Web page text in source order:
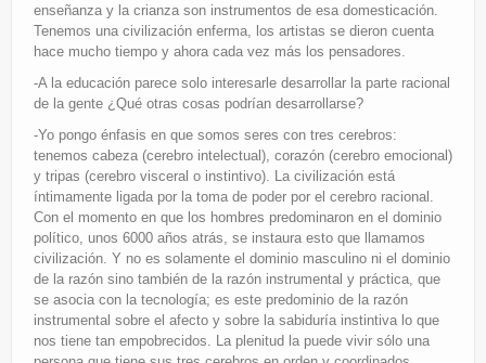
enseñanza y la crianza son instrumentos de esa domesticación.
Tenemos una civilización enferma, los artistas se dieron cuenta
hace mucho tiempo y ahora cada vez más los pensadores.
-A la educación parece solo interesarle desarrollar la parte racional
de la gente ¿Qué otras cosas podrían desarrollarse?
-Yo pongo énfasis en que somos seres con tres cerebros:
tenemos cabeza (cerebro intelectual), corazón (cerebro emocional)
y tripas (cerebro visceral o instintivo). La civilización está
íntimamente ligada por la toma de poder por el cerebro racional.
Con el momento en que los hombres predominaron en el dominio
político, unos 6000 años atrás, se instaura esto que llamamos
civilización. Y no es solamente el dominio masculino ni el dominio
de la razón sino también de la razón instrumental y práctica, que
se asocia con la tecnología; es este predominio de la razón
instrumental sobre el afecto y sobre la sabiduría instintiva lo que
nos tiene tan empobrecidos. La plenitud la puede vivir sólo una